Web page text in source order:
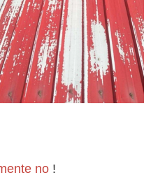
no !